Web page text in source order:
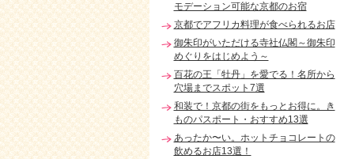
モデーション可能な京都のお宿
京都でアフリカ料理が食べられるお店
御朱印がいただける寺社仏閣～御朱印
めぐりをはじめよう～
百花の王「牡丹」を愛でる！名所から
穴場までスポット7選
和装で！京都の街をもっとお得に。き
ものパスポート・おすすめ13選
あったか〜い。ホットチョコレートの
飲めるお店13選！